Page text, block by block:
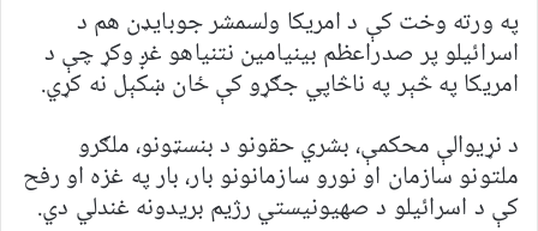
په ورته وخت کې د امریکا ولسمشر جوبایډن هم د
اسرائیلو پر صدراعظم بینیامین نتنیاهو غږ وکړ چې د
امریکا په څېر په ناڅاپي جګړو کې ځان ښکېل نه کړي.
د نړیوالې محکمې، بشري حقونو د بنسټونو، ملګرو
ملتونو سازمان او نورو سازمانونو بار، بار په غزه او رفح
کې د اسرائیلو د صهیونیستي رژیم بریدونه غندلي دي.